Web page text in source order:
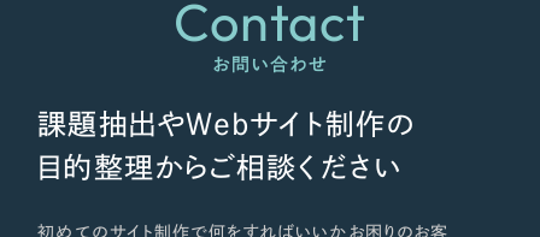
Contact
お問い合わせ
課題抽出やWebサイト制作の
目的整理からご相談ください
初めてのサイト制作で何をすればいいかお困りのお客